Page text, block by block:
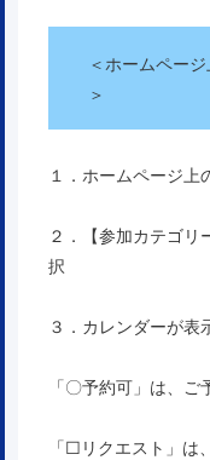
＜ホームペー
＞
１．ホームページ
２．【参加カテゴ
択
３．カレンダーが表
「〇予約可」は、ご
「□リクエスト」は